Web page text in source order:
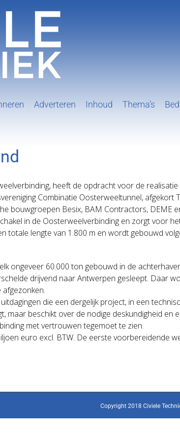
Adverteren Inhoud Thema’s
heeft de opdracht voor de
Combinatie Oosterweeltunnel, afgekort
bouwgroepen Besix, BAM Contractors, DEME
in de Oosterweelverbinding en zorgt voor
totale lengte van 1.800 m en wordt gebouwd
ongeveer 60.000 ton gebouwd in de
drijvend naar Antwerpen gesleept. Daar
die een dergelijk project, in een
maar beschikt over de nodige deskundigheid en
met vertrouwen tegemoet te zien.
euro excl. BTW. De eerste voorbereidende
Copyright 2018 Civiele